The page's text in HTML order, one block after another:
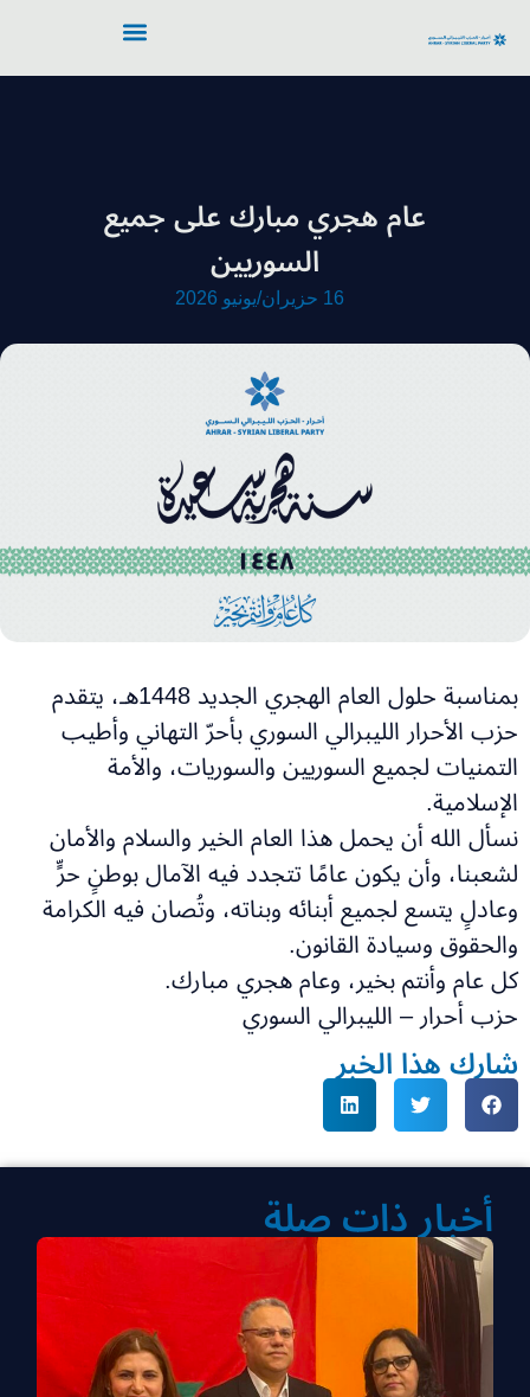
عام هجري مبارك على جميع
السوريين
16 حزيران/يونيو 2026
بمناسبة حلول العام الهجري الجديد 1448هـ، يتقدم
حزب الأحرار الليبرالي السوري بأحرّ التهاني وأطيب
التمنيات لجميع السوريين والسوريات، والأمة
الإسلامية.
نسأل الله أن يحمل هذا العام الخير والسلام والأمان
لشعبنا، وأن يكون عامًا تتجدد فيه الآمال بوطنٍ حرٍّ
وعادلٍ يتسع لجميع أبنائه وبناته، وتُصان فيه الكرامة
والحقوق وسيادة القانون.
كل عام وأنتم بخير، وعام هجري مبارك.
حزب أحرار – الليبرالي السوري
شارك هذا الخبر
أخبار ذات صلة